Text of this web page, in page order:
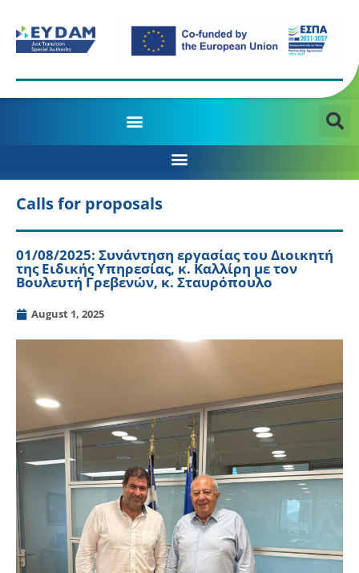
Calls for proposals
01/08/2025: Συνάντηση εργασίας του Διοικητή
της Ειδικής Υπηρεσίας, κ. Καλλίρη με τον
Βουλευτή Γρεβενών, κ. Σταυρόπουλο
August 1, 2025